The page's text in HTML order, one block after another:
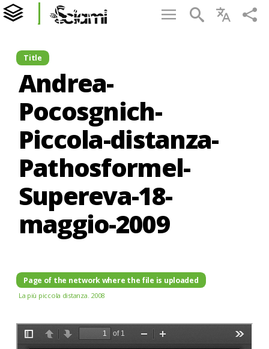
Title
Andrea-
Pocosgnich-
Piccola-distanza-
Pathosformel-
Supereva-18-
maggio-2009
Page of the network where the file is uploaded
La più piccola distanza. 2008